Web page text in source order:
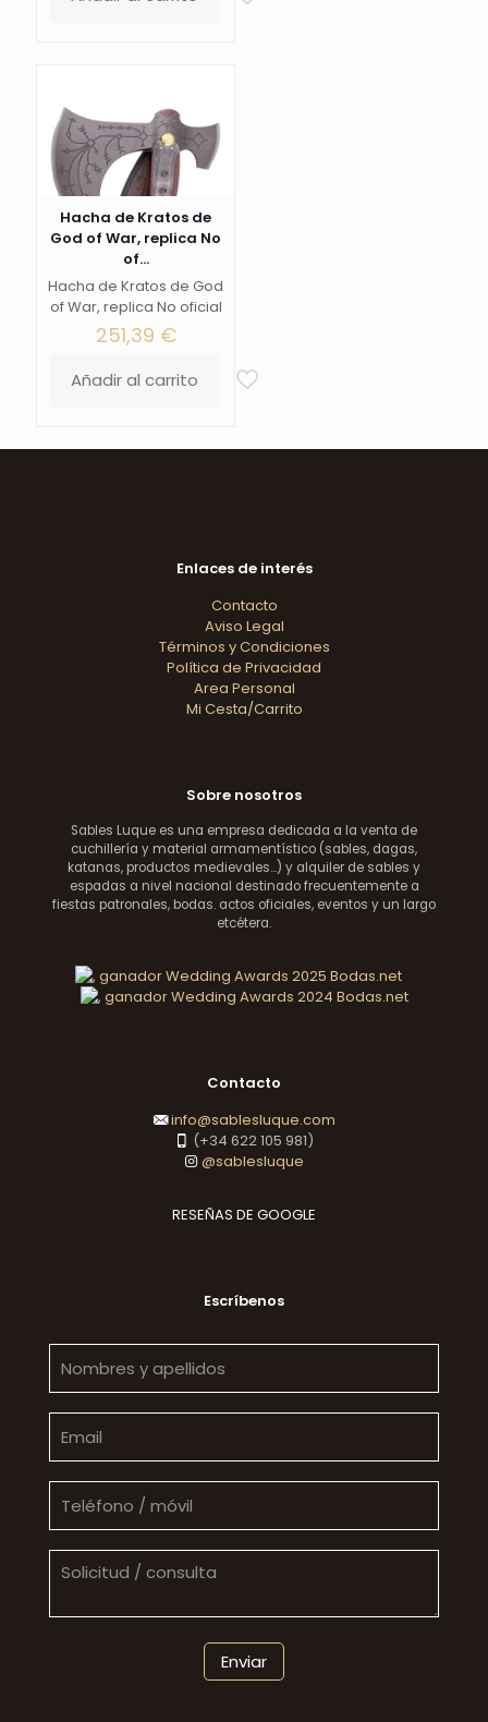
Hacha de Kratos de
God of War, replica No
of...
Hacha de Kratos de God
of War, replica No oficial
251,39 €
Añadir al carrito
Enlaces de interés
Contacto
Aviso Legal
Términos y Condiciones
Política de Privacidad
Area Personal
Mi Cesta/Carrito
Sobre nosotros
Sables Luque es una empresa dedicada a la venta de
cuchillería y material armamentístico (sables, dagas,
katanas, productos medievales...) y alquiler de sables y
espadas a nivel nacional destinado frecuentemente a
fiestas patronales, bodas. actos oficiales, eventos y un largo
etcétera.
Contacto
info@sablesluque.com
(+34 622 105 981)
@sablesluque
RESEÑAS DE GOOGLE
Escríbenos